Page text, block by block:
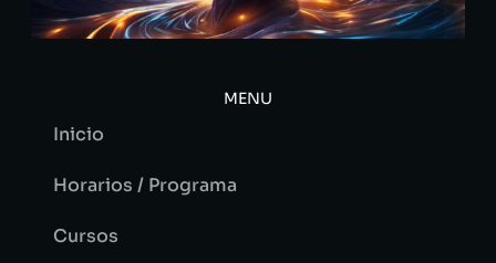
MENU
Inicio
Horarios / Programa
Cursos